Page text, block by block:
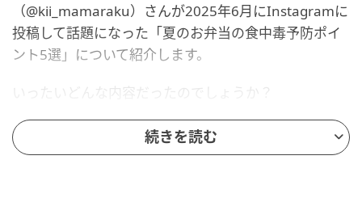
（@kii_mamaraku）さんが2025年6月にInstagramに
投稿して話題になった「夏のお弁当の食中毒予防ポイ
ント5選」について紹介します。
いったいどんな内容だったのでしょうか？
気になる投稿が、こちら！続きを読む